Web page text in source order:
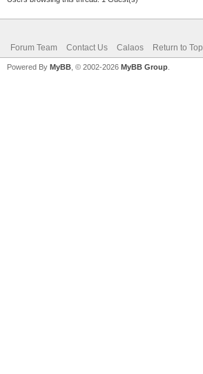
Forum Team Contact Us Calaos Return to Top
Powered By MyBB , © 2002-2026 MyBB Group